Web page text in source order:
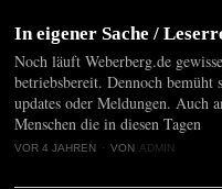
In eigener Sache /
Noch läuft Weberberg.de
betriebsbereit. Dennoch
updates oder Meldungen. Auch
Menschen die in diesen Tagen
VOR 4 JAHREN VON ADMIN